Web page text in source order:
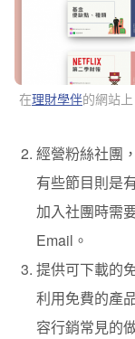
在理財學伴的網站
經營粉絲社團
有些節目則是
加入社團時需
Email。
提供可下載的
利用免費的產
容行銷常見的